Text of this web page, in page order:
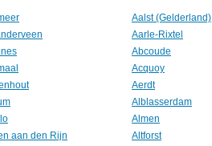
Aalst (Gelderland)
Aarle-Rixtel
Abcoude
Acquoy
Aerdt
Alblasserdam
Almen
aan den Rijn Altforst